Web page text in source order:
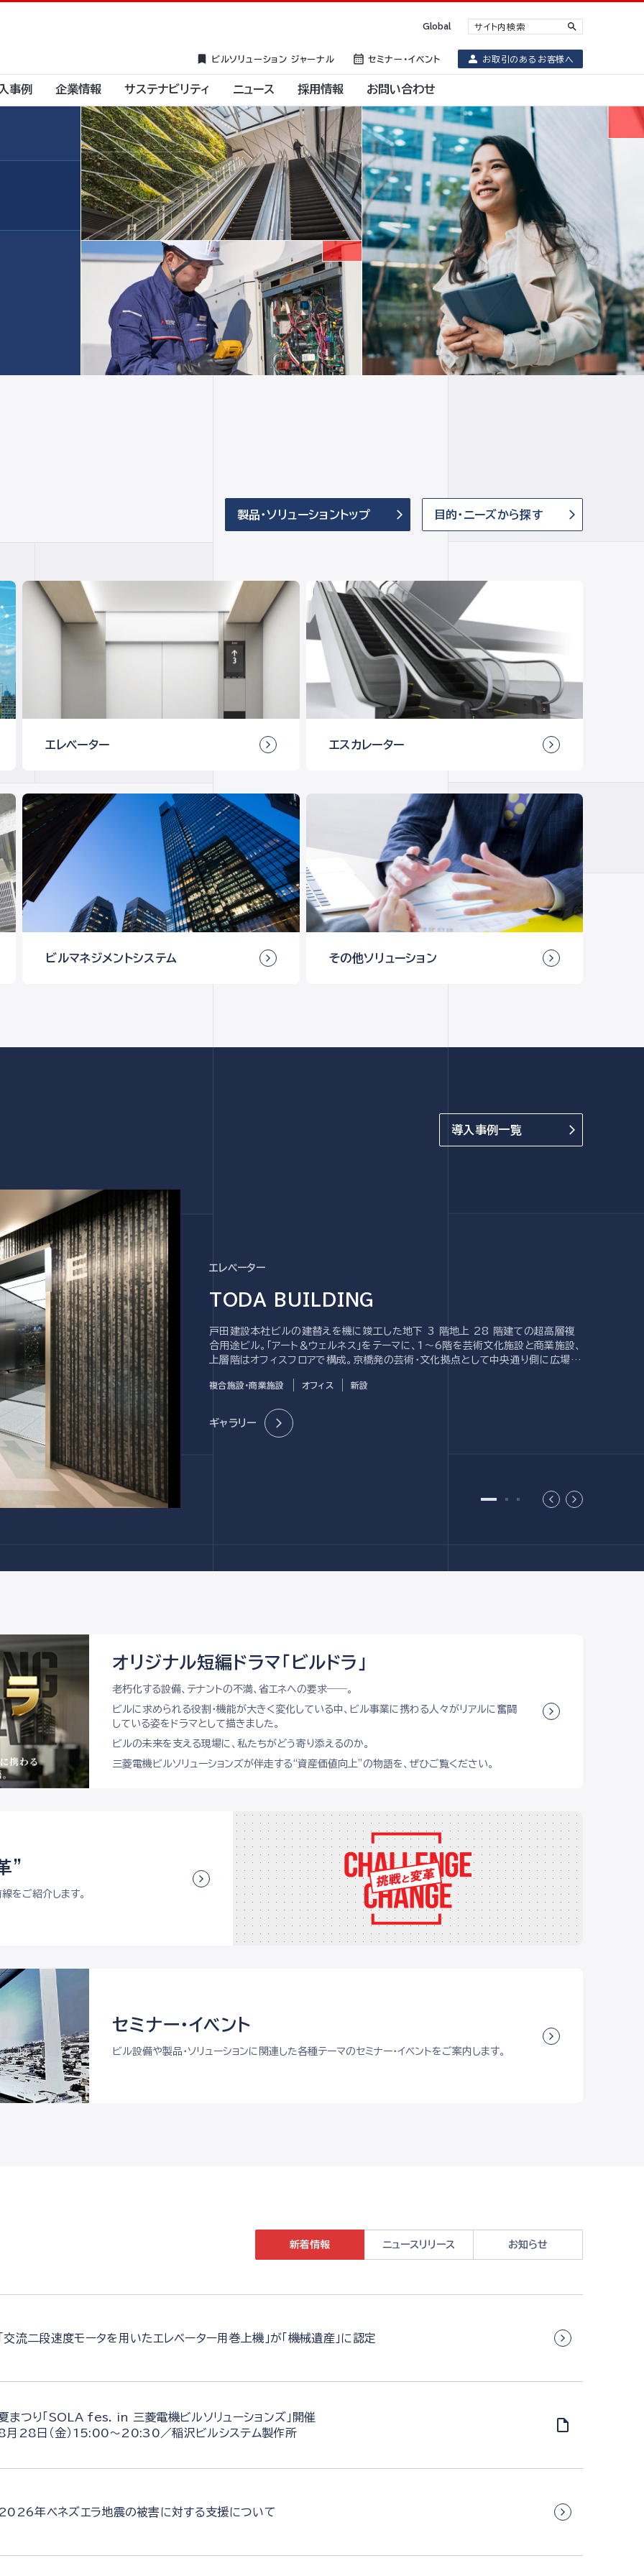
Global
ビルソリューション ジャーナル セミナー・イベント お取引のあるお客様へ
事例 企業情報 サステナビリティ ニュース 採用情報 お問い合わせ
エレベーター エスカレーター
ビルマネジメントシステム その他ソリューション
製品・ソリューショントップ 目的・ニーズから探す
エレベーター
TODA BUILDING
戸田建設本社ビルの建替えを機に竣工した地下 3 階地上 28 階建ての超高層複
合用途ビル。「アート＆ウェルネス」をテーマに、1～6階を芸術文化施設と商業施設、
上層階はオフィスフロアで構成。京橋発の芸術・文化拠点として中央通り側に広場を
複合施設・商業施設 オフィス 新設
ギャラリー
導入事例一覧 arrow_forward_ios
オリジナル短編ドラマ「ビルドラ」
老朽化する設備、テナントの不満、省エネへの要求――。
ビルに求められる役割・機能が大きく変化している中、ビル事業に携わる人々がリアルに奮闘
している姿をドラマとして描きました。
ビルの未来を支える現場に、私たちがどう寄り添えるのか。
三菱電機ビルソリューションズが伴走する“資産価値向上”の物語を、ぜひご覧ください。
”
をご紹介します。
セミナー・イベント
ビル設備や製品・ソリューションに関連した各種テーマのセミナー・イベントをご案内します。
新着情報 ニュースリリース お知らせ
交流二段速度モータを用いたエレベーター用巻上機」が「機械遺産」に認定
まつり「SOLA fes. in 三菱電機ビルソリューションズ」開催
月28日（金）15:00～20:30／稲沢ビルシステム製作所
年ベネズエラ地震の被害に対する支援について